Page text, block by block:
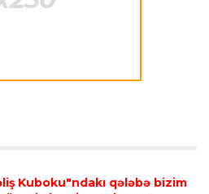
dan inamlı qələbə
Kuboku"ndakı qələbə bizim